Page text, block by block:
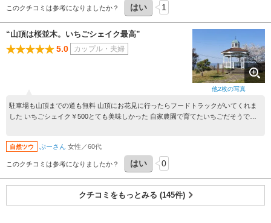
このクチコミは参考になりましたか？ はい 1
他2枚の写真
“山頂は桜並木。いちごシェイク最高”
5.0 カップル・夫婦
駐車場も山頂までの道も無料 山頂にお花見に行ったらフードトラックがいてくれま
した いちごシェイク￥500とても美味しかった 自家農園で育てたいちごだそうです
自然ツウ ぷーさん 女性／60代
このクチコミは参考になりましたか？ はい 0
クチコミをもっとみる (145件)